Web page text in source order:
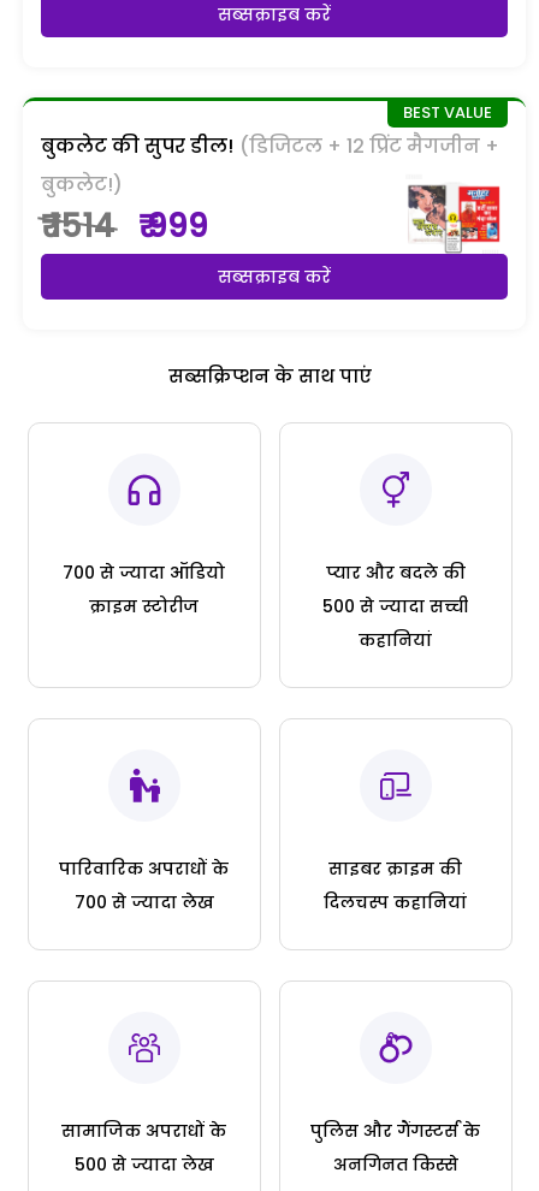
सब्सक्राइब करें
बुकलेट की सुपर डील! (डिजिटल + 12 प्रिंट मैगजीन +
बुकलेट!)
₹ 1514 ₹ 999
सब्सक्राइब करें
सब्सक्रिप्शन के साथ पाएं
700 से ज्यादा ऑडियो
क्राइम स्टोरीज
प्यार और बदले की
500 से ज्यादा सच्ची
कहानियां
पारिवारिक अपराधों के
700 से ज्यादा लेख
साइबर क्राइम की
दिलचस्प कहानियां
सामाजिक अपराधों के
500 से ज्यादा लेख
पुलिस और गैंगस्टर्स के
अनगिनत किस्से